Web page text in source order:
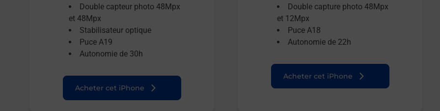
Double capteur photo 48Mpx
et 48Mpx
Stabilisateur optique
Puce A19
Autonomie de 30h
Acheter cet iPhone
Double capture photo 48Mpx
et 12Mpx
Puce A18
Autonomie de 22h
Acheter cet iPhone